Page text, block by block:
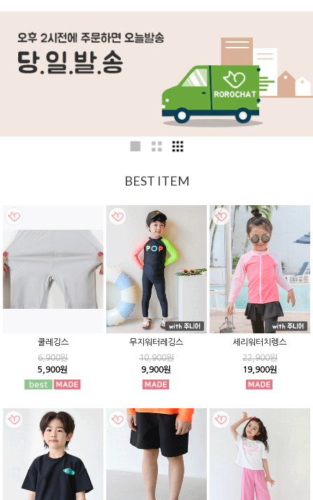
BEST ITEM
쿨레깅스
6,900원
5,900원
무지워터레깅스
10,900원
9,900원
세리워터치렝스
22,900원
19,900원